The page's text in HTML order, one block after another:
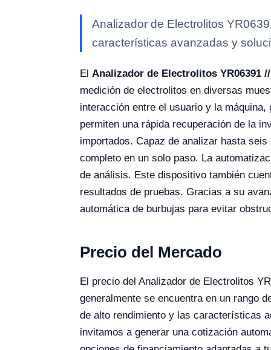
Analizador de Electrolitos
características avanzadas y
El Analizador de Electrolitos YR06391 //
medición de electrolitos en diversas
interacción entre el usuario y la
permiten una rápida recuperación de la
importados. Capaz de analizar hasta
completo en un solo paso. La
de análisis. Este dispositivo también
resultados de pruebas. Gracias a su
automática de burbujas para evitar
Precio del Mercado
El precio del Analizador de Electrolitos
generalmente se encuentra en un rango
de alto rendimiento y las características
invitamos a generar una cotización